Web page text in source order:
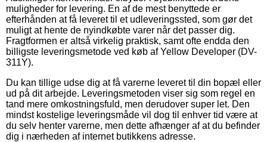
muligheder for levering. En af de mest benyttede er
efterhånden at få leveret til et udleveringssted, som gør det
muligt at hente de nyindkøbte varer når det passer dig.
Fragtformen er altså virkelig praktisk, samt ofte endda den
billigste leveringsmetode ved køb af Yellow Developer (DV-
311Y).
Du kan tillige udse dig at få varerne leveret til din bopæl eller
ud på dit arbejde. Leveringsmetoden viser sig som regel en
tand mere omkostningsfuld, men derudover super let. Den
mindst kostelige leveringsmåde vil dog til enhver tid være at
du selv henter varerne, men dette afhænger af at du befinder
dig i nærheden af internet butikkens adresse.